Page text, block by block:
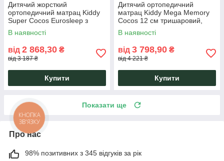
Дитячий жорсткий
ортопедичний матрац Kiddy
Super Cocos Eurosleep з
кокосовою койрою та
знімним чохлом,
гіпоалергенний
В наявності
від 2 868,30 ₴
від 3 187 ₴
Купити
Дитячий ортопедичний
матрац Kiddy Mega Memory
Cocos 12 см тришаровий,
гіпоалергенний із піною,
кокосом і ефектом пам'яті
В наявності
від 3 798,90 ₴
від 4 221 ₴
Купити
Показати ще
Про нас
98% позитивних з 345 відгуків за рік
КНОПКА
ЗВ'ЯЗКУ